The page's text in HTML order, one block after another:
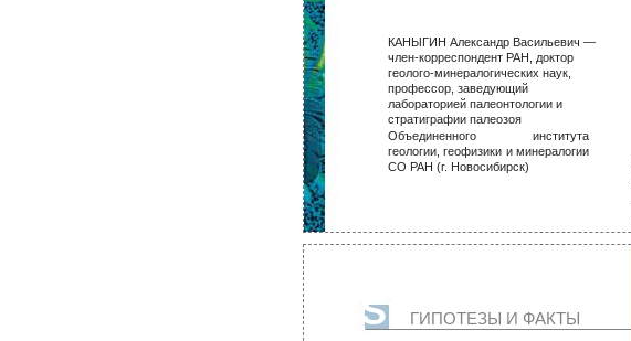
КАНЫГИН Александр Васильевич —
член-корреспондент РАН, доктор
геолого-минералогических наук,
профессор, заведующий
лабораторией палеонтологии и
стратиграфии палеозоя
Объединенного института
геологии, геофизики и минералогии
СО РАН (г. Новосибирск)
S ГИПОТЕЗЫ И ФАКТЫ